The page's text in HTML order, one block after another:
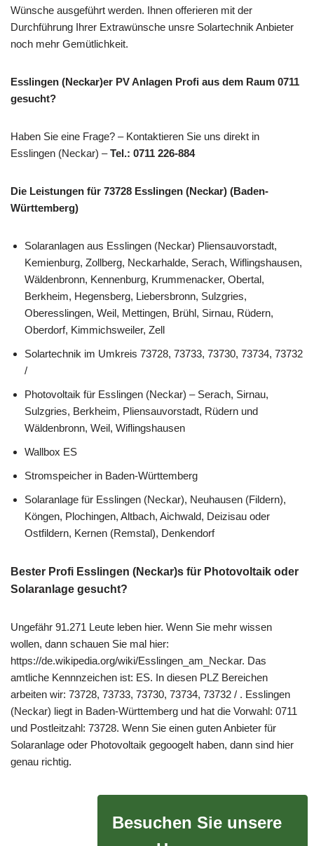
Wünsche ausgeführt werden. Ihnen offerieren mit der
Durchführung Ihrer Extrawünsche unsre Solartechnik Anbieter
noch mehr Gemütlichkeit.
Esslingen (Neckar)er PV Anlagen Profi aus dem Raum 0711
gesucht?
Haben Sie eine Frage? – Kontaktieren Sie uns direkt in
Esslingen (Neckar) –Tel.: 0711 226-884
Die Leistungen für 73728 Esslingen (Neckar) (Baden-
Württemberg)
Solaranlagen aus Esslingen (Neckar) Pliensauvorstadt,
Kemienburg, Zollberg, Neckarhalde, Serach, Wiflingshausen,
Wäldenbronn, Kennenburg, Krummenacker, Obertal,
Berkheim, Hegensberg, Liebersbronn, Sulzgries,
Oberesslingen, Weil, Mettingen, Brühl, Sirnau, Rüdern,
Oberdorf, Kimmichsweiler, Zell
Solartechnik im Umkreis 73728, 73733, 73730, 73734, 73732
/
Photovoltaik für Esslingen (Neckar) – Serach, Sirnau,
Sulzgries, Berkheim, Pliensauvorstadt, Rüdern und
Wäldenbronn, Weil, Wiflingshausen
Wallbox ES
Stromspeicher in Baden-Württemberg
Solaranlage für Esslingen (Neckar), Neuhausen (Fildern),
Köngen, Plochingen, Altbach, Aichwald, Deizisau oder
Ostfildern, Kernen (Remstal), Denkendorf
Bester Profi Esslingen (Neckar)s für Photovoltaik oder
Solaranlage gesucht?
Ungefähr 91.271 Leute leben hier. Wenn Sie mehr wissen
wollen, dann schauen Sie mal hier:
https://de.wikipedia.org/wiki/Esslingen_am_Neckar. Das
amtliche Kennnzeichen ist: ES. In diesen PLZ Bereichen
arbeiten wir: 73728, 73733, 73730, 73734, 73732 / . Esslingen
(Neckar) liegt in Baden-Württemberg und hat die Vorwahl: 0711
und Postleitzahl: 73728. Wenn Sie einen guten Anbieter für
Solaranlage oder Photovoltaik gegoogelt haben, dann sind hier
genau richtig.
Besuchen Sie unsere